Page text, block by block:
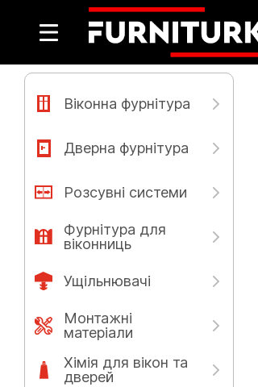
Віконна фурнітура
Дверна фурнітура
Розсувні системи
Фурнітура для
віконниць
Ущільнювачі
Монтажні
матеріали
Хімія для вікон та
дверей